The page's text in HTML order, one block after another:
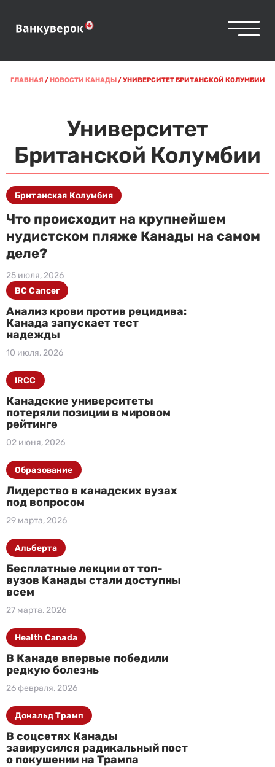
ГЛАВНАЯ /НОВОСТИ КАНАДЫ/УНИВЕРСИТЕТ БРИТАНСКОЙ КОЛУМБИИ
Университет
Британской Колумбии
Что происходит на крупнейшем
нудистском пляже Канады на самом
деле?
25 июля, 2026
Британская Колумбия
Анализ крови против рецидива:
Канада запускает тест
надежды
10 июля, 2026
BC Cancer
Канадские университеты
потеряли позиции в мировом
рейтинге
02 июня, 2026
IRCC
Лидерство в канадских вузах
под вопросом
29 марта, 2026
Образование
Бесплатные лекции от топ-
вузов Канады стали доступны
всем
27 марта, 2026
Альберта
В Канаде впервые победили
редкую болезнь
26 февраля, 2026
Health Canada
В соцсетях Канады
завирусился радикальный пост
о покушении на Трампа
Дональд Трамп